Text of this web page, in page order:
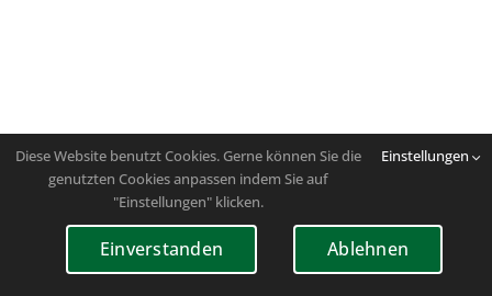
Diese Website benutzt Cookies. Gerne können Sie die
genutzten Cookies anpassen indem Sie auf
"Einstellungen" klicken.
Einstellungen
Einverstanden Ablehnen